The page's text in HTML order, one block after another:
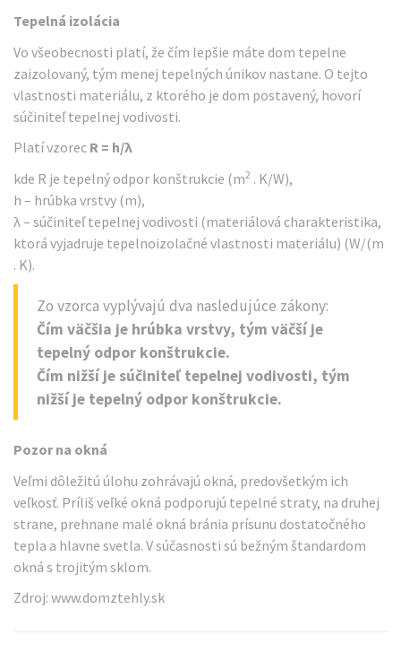
Tepelná izolácia
Vo všeobecnosti platí, že čím lepšie máte dom tepelne
zaizolovaný, tým menej tepelných únikov nastane. O tejto
vlastnosti materiálu, z ktorého je dom postavený, hovorí
súčiniteľ tepelnej vodivosti.
Platí vzorec R = h/λ
kde R je tepelný odpor konštrukcie (m2 . K/W),
h – hrúbka vrstvy (m),
λ – súčiniteľ tepelnej vodivosti (materiálová charakteristika,
ktorá vyjadruje tepelnoizolačné vlastnosti materiálu) (W/(m
. K).
Zo vzorca vyplývajú dva nasledujúce zákony:
Čím väčšia je hrúbka vrstvy, tým väčší je
tepelný odpor konštrukcie.
Čím nižší je súčiniteľ tepelnej vodivosti, tým
nižší je tepelný odpor konštrukcie.
Pozor na okná
Veľmi dôležitú úlohu zohrávajú okná, predovšetkým ich
veľkosť. Príliš veľké okná podporujú tepelné straty, na druhej
strane, prehnane malé okná bránia prísunu dostatočného
tepla a hlavne svetla. V súčasnosti sú bežným štandardom
okná s trojitým sklom.
Zdroj: www.domztehly.sk